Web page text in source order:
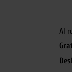
Al